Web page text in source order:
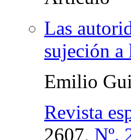
Las
sujeción a
Emilio
Revista
2607, Nº.